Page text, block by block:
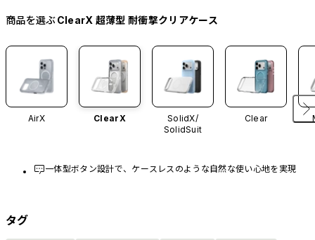
商品を選ぶClearX 超薄型 耐衝撃クリアケース
AirX ClearX
SolidX/
SolidSuit
Clear
一体型ボタン設計で、ケースレスのような自然な使い心地を実現
タグ